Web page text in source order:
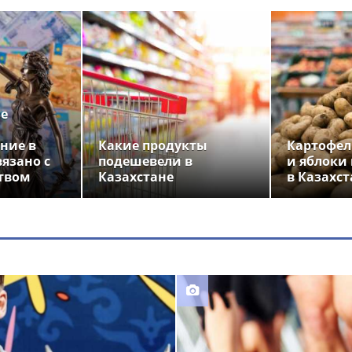
в
с
Какие продукты
подешевели в
Казахстане
и
в